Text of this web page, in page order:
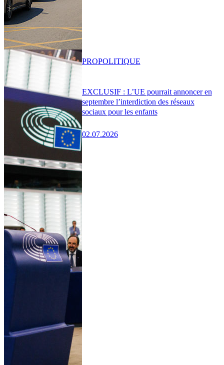
EXCLUSIF : L’UE pourrait annoncer en
septembre l’interdiction des réseaux
sociaux pour les enfants
02.07.2026
PROPOLITIQUE